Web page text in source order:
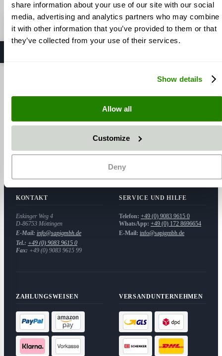
share information about your use of our site with our social
media, advertising and analytics partners who may combine
it with other information that you’ve provided to them or that
they’ve collected from your use of their services.
Show details
Allow all
Customize
Deny
⭐ SAPI GmbH
5,0 / 5 Sterne· Hersteller in Möttingen
Auf Google ansehen
Lieferinformationen
KONTAKT
Enkinger Weg 4
D-86753 Möttingen
E-Mail: info@sapigmbh.de
Tel.: +49 (0) 9083 9615 0
Fax: +49 (0) 9083 9615 99
SERVICE UND HILFE
Telefon: +49 (0) 9083 9615 0
WhatsApp: +49 (0) 172 8696654
E-Mail: info@sapigmbh.de
ZAHLUNGSWEISEN VERSANDUNTERNEHMEN